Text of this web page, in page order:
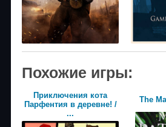
Похожие игры:
Приключения кота
Парфентия в деревне! /
...
The